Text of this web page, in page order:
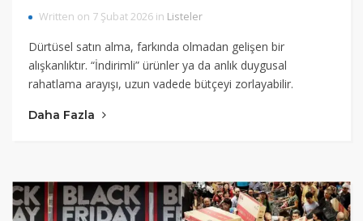
Written on 7 Şubat 2026 in Listeler
Dürtüsel satın alma, farkında olmadan gelişen bir
alışkanlıktır. “İndirimli” ürünler ya da anlık duygusal
rahatlama arayışı, uzun vadede bütçeyi zorlayabilir.
Daha Fazla